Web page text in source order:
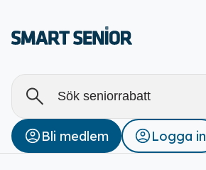
Alla
Rabatter (0)
Bli medlem Logga in